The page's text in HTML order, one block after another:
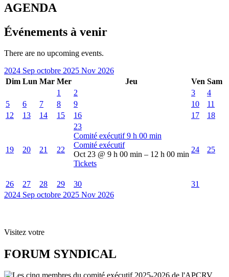
AGENDA
Événements à venir
There are no upcoming events.
2024 Sep octobre 2025 Nov 2026
Dim Lun Mar Mer Jeu Ven Sam
1
2 3
4
5
6 7 8 9 10
11
12
13 14 15 16 17 18
19 20 21 22
23
Comité exécutif9 h 00 min
Comité exécutif
Oct 23 @ 9 h 00 min – 12 h 00 min
Tickets
24 25
26 27 28 29 30
31
2024 Sep octobre 2025 Nov 2026
Visitez votre
FORUM SYNDICAL